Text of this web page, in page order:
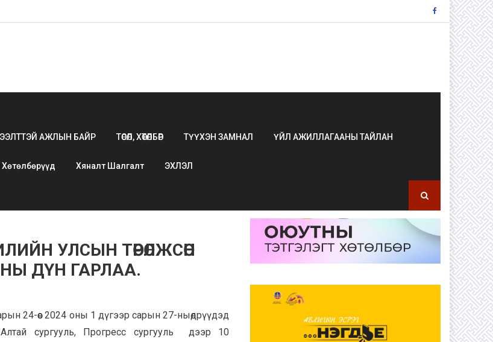
АЖЛЫН БАЙР ТӨСӨЛ, ХӨТӨЛБӨР ТҮҮХЭН ЗАМНАЛ ҮЙЛ АЖИЛЛАГААНЫ ТАЙЛАН
Хяналт Шалгалт ЭХЛЭЛ
УЛСЫН ТӨРӨЛЖСӨН
ДҮН ГАРЛАА.
24-өөс 2024 оны 1 дүгээр сарын 27-ныөдрүүдэд
сургууль, Прогресс сургууль дээр 10